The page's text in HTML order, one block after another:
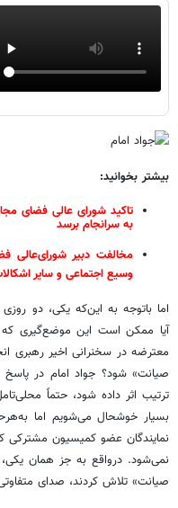
بیشتر بخوانید:
تاکید شورای عالی فضای
به سرانجام برسد
مخالفت دبیر شورای‌عالی
وسیع اجتماعی و سایر
اما باتوجه به این‌که یکی، دو
آیا ممکن است این موضع‌گیری که
معترضه در سخنرانی اخیر رهبری
صیانت» شود؟ جواد امام در
ترتیب اثر داده شود، حتماً
بسیار خوشحال می‌شویم اما
نمایندگان عضو کمیسیون مشترکی
نمی‌شود. درواقع به جز همان یکی،
صیانت» تلاش کردند، صدای